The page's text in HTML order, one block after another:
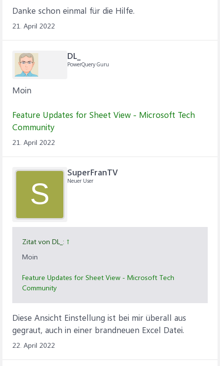
Danke schon einmal für die Hilfe.
21. April 2022
DL_
PowerQuery Guru
Moin
Feature Updates for Sheet View - Microsoft Tech
Community
21. April 2022
S
SuperFranTV
Neuer User
Zitat von DL_: ↑
Moin
Feature Updates for Sheet View - Microsoft Tech
Community
Diese Ansicht Einstellung ist bei mir überall aus
gegraut, auch in einer brandneuen Excel Datei.
22. April 2022